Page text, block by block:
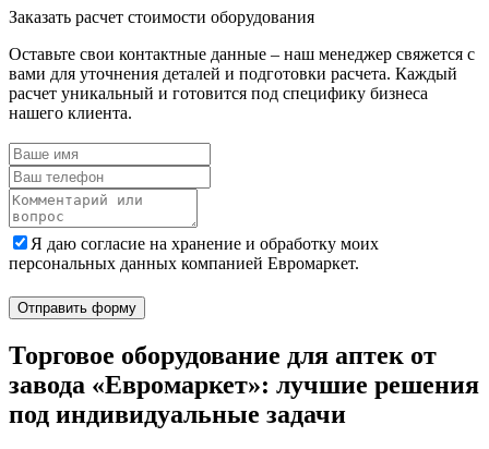
Заказать расчет стоимости оборудования
Оставьте свои контактные данные – наш менеджер свяжется с
вами для уточнения деталей и подготовки расчета. Каждый
расчет уникальный и готовится под специфику бизнеса
нашего клиента.
Я даю согласие на хранение и обработку моих
персональных данных компанией Евромаркет.
Отправить форму
Торговое оборудование для аптек от
завода «Евромаркет»: лучшие решения
под индивидуальные задачи